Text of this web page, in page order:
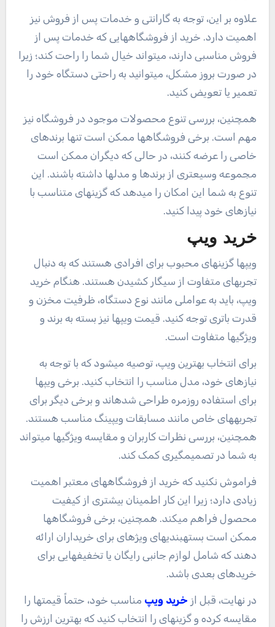
علاوه بر این، توجه به گارانتی و خدمات پس از فروش نیز
اهمیت دارد. خرید از فروشگاههایی که خدمات پس از
فروش مناسبی دارند، میتواند خیال شما را راحت کند؛ زیرا
در صورت بروز مشکل، میتوانید به راحتی دستگاه خود را
تعمیر یا تعویض کنید.
همچنین، بررسی تنوع محصولات موجود در فروشگاه نیز
مهم است. برخی فروشگاهها ممکن است تنها برندهای
خاصی را عرضه کنند، در حالی که دیگران ممکن است
مجموعه وسیعتری از برندها و مدلها داشته باشند. این
تنوع به شما این امکان را میدهد که گزینهای متناسب با
نیازهای خود پیدا کنید.
خرید ویپ
ویپها گزینهای محبوب برای افرادی هستند که به دنبال
تجربهای متفاوت از سیگار کشیدن هستند. هنگام خرید
ویپ، باید به عواملی مانند نوع دستگاه، ظرفیت مخزن و
قدرت باتری توجه کنید. قیمت ویپها نیز بسته به برند و
ویژگیها متفاوت است.
برای انتخاب بهترین ویپ، توصیه میشود که با توجه به
نیازهای خود، مدل مناسب را انتخاب کنید. برخی ویپها
برای استفاده روزمره طراحی شدهاند و برخی دیگر برای
تجربههای خاص مانند مسابقات ویپینگ مناسب هستند.
همچنین، بررسی نظرات کاربران و مقایسه ویژگیها میتواند
به شما در تصمیمگیری کمک کند.
فراموش نکنید که خرید از فروشگاههای معتبر اهمیت
زیادی دارد؛ زیرا این کار اطمینان بیشتری از کیفیت
محصول فراهم میکند. همچنین، برخی فروشگاهها
ممکن است بستهبندیهای ویژهای برای خریداران ارائه
دهند که شامل لوازم جانبی رایگان یا تخفیفهایی برای
خریدهای بعدی باشد.
در نهایت، قبل از خرید ویپ مناسب خود، حتماً قیمتها را
مقایسه کرده و گزینهای را انتخاب کنید که بهترین ارزش را